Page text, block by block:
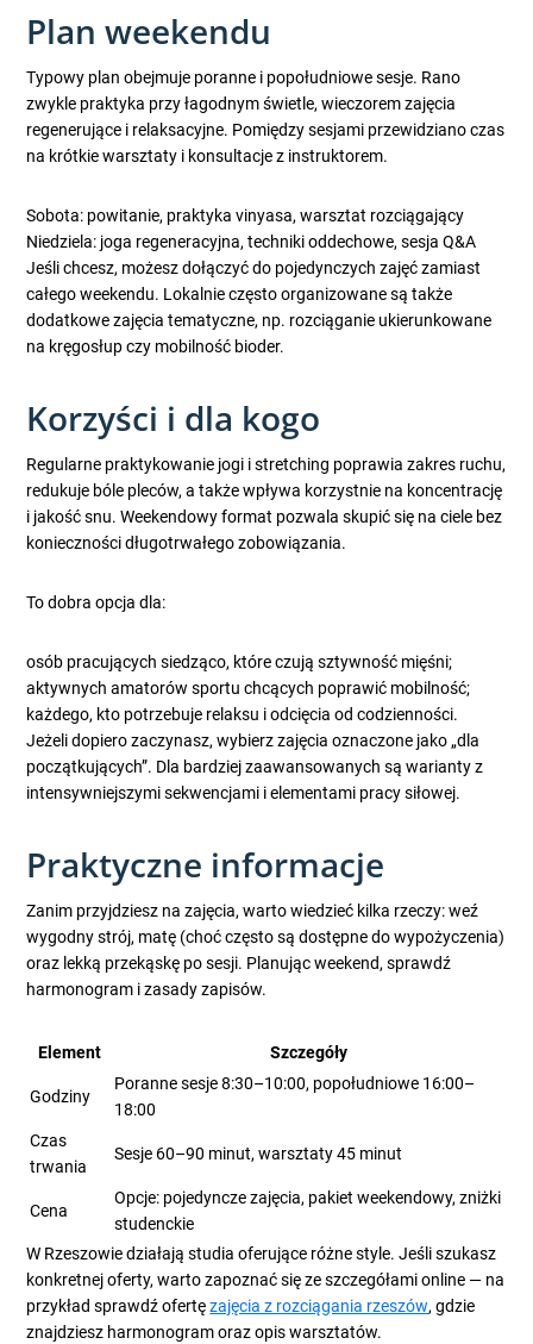
Plan weekendu
Typowy plan obejmuje poranne i popołudniowe sesje. Rano
zwykle praktyka przy łagodnym świetle, wieczorem zajęcia
regenerujące i relaksacyjne. Pomiędzy sesjami przewidziano czas
na krótkie warsztaty i konsultacje z instruktorem.
Sobota: powitanie, praktyka vinyasa, warsztat rozciągający
Niedziela: joga regeneracyjna, techniki oddechowe, sesja Q&A
Jeśli chcesz, możesz dołączyć do pojedynczych zajęć zamiast
całego weekendu. Lokalnie często organizowane są także
dodatkowe zajęcia tematyczne, np. rozciąganie ukierunkowane
na kręgosłup czy mobilność bioder.
Korzyści i dla kogo
Regularne praktykowanie jogi i stretching poprawia zakres ruchu,
redukuje bóle pleców, a także wpływa korzystnie na koncentrację
i jakość snu. Weekendowy format pozwala skupić się na ciele bez
konieczności długotrwałego zobowiązania.
To dobra opcja dla:
osób pracujących siedząco, które czują sztywność mięśni;
aktywnych amatorów sportu chcących poprawić mobilność;
każdego, kto potrzebuje relaksu i odcięcia od codzienności.
Jeżeli dopiero zaczynasz, wybierz zajęcia oznaczone jako „dla
początkujących”. Dla bardziej zaawansowanych są warianty z
intensywniejszymi sekwencjami i elementami pracy siłowej.
Praktyczne informacje
Zanim przyjdziesz na zajęcia, warto wiedzieć kilka rzeczy: weź
wygodny strój, matę (choć często są dostępne do wypożyczenia)
oraz lekką przekąskę po sesji. Planując weekend, sprawdź
harmonogram i zasady zapisów.
Element Szczegóły
Godziny
Poranne sesje 8:30–10:00, popołudniowe 16:00–
18:00
Czas
trwania
Sesje 60–90 minut, warsztaty 45 minut
Cena
Opcje: pojedyncze zajęcia, pakiet weekendowy, zniżki
studenckie
W Rzeszowie działają studia oferujące różne style. Jeśli szukasz
konkretnej oferty, warto zapoznać się ze szczegółami online — na
przykład sprawdź ofertęzajęcia z rozciągania rzeszów, gdzie
znajdziesz harmonogram oraz opis warsztatów.